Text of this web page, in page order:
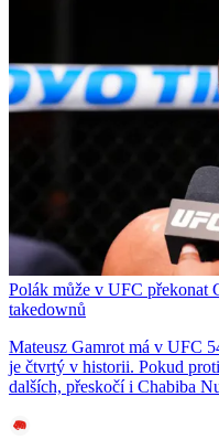
Polák může v UFC překonat
takedownů
Mateusz Gamrot má v UFC
je čtvrtý v historii. Pokud
dalších, přeskočí i Chabiba